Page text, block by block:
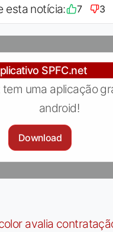
esta notícia: 7 3
SPFC.net
tem uma aplicação
android!
Download
avalia